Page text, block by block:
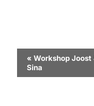
Evenement
Navigatie
« Workshop Joost
Sina